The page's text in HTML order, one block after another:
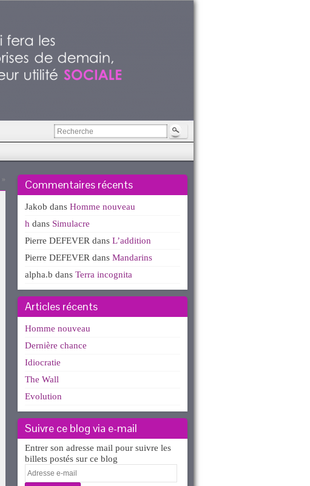
» Commentaires récents
Jakob dans Homme nouveau
h dans Simulacre
Pierre DEFEVER dans L’addition
Pierre DEFEVER dans Mandarins
alpha.b dans Terra incognita
Articles récents
Homme nouveau
Dernière chance
Idiocratie
The Wall
Evolution
Suivre ce blog via e-mail
Entrer son adresse mail pour suivre les
billets postés sur ce blog
Adresse
e-